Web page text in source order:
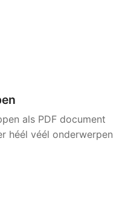
als PDF document
héél véél onderwerpen